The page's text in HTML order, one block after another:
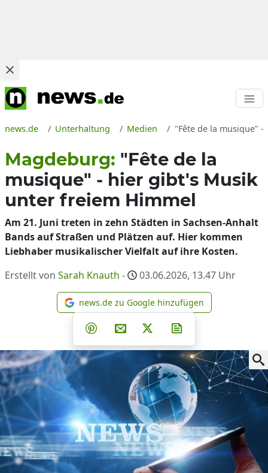
news.de Unterhaltung Medien "Fête de la musique"
Magdeburg: "Fête de la
musique" - hier gibt's Musik
unter freiem Himmel
Am 21. Juni treten in zehn Städten in Sachsen-Anhalt
Bands auf Straßen und Plätzen auf. Hier kommen
Liebhaber musikalischer Vielfalt auf ihre Kosten.
Erstellt von Sarah Knauth - 03.06.2026, 13.47 Uhr
news.de zu Google
news.de zu Google hinzufügen
Teilen auf Facebook
Teilen auf Whatsapp
Teilen auf Telegram
Teilen auf Pinterest
Per E-Mail teilen
Post auf X